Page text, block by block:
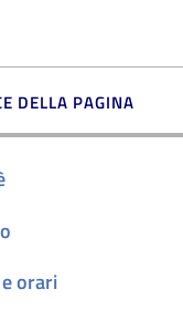
DELLA PAGINA
orari